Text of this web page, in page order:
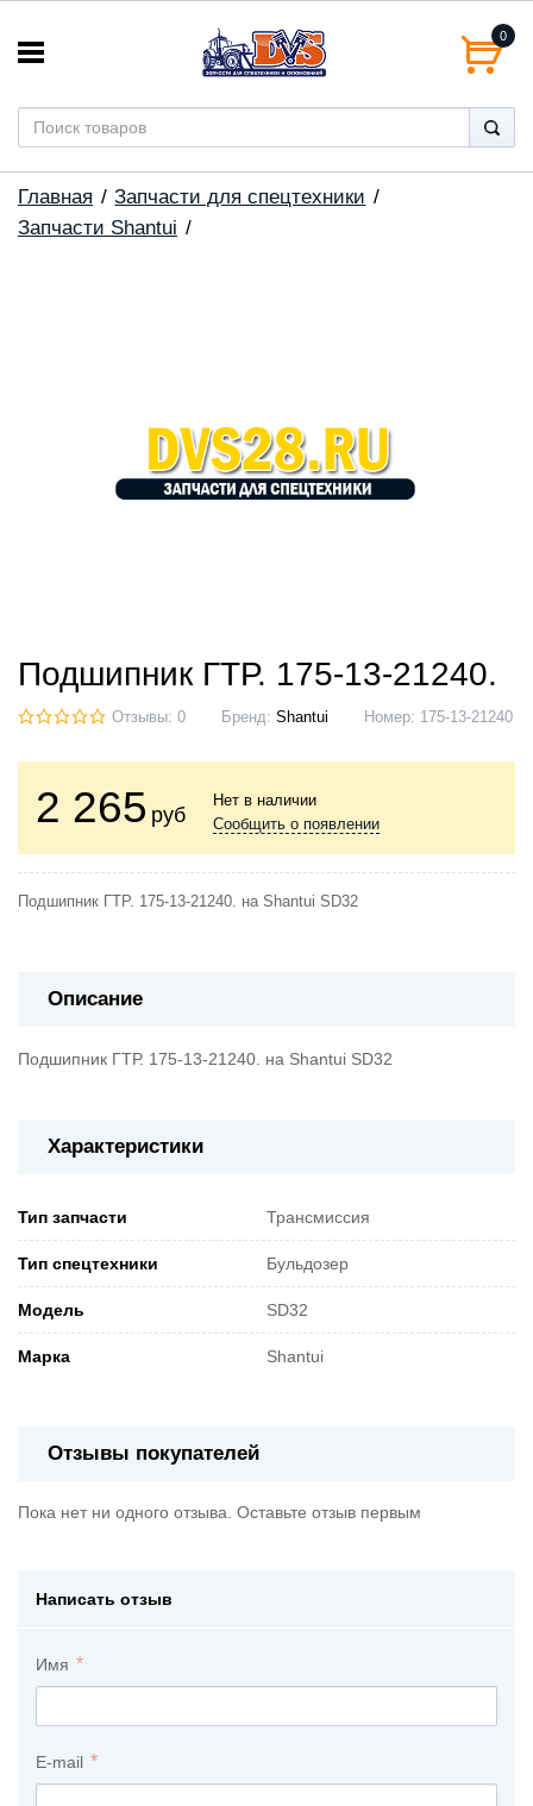
0
Главная
Запчасти для спецтехники
Запчасти Shantui
Подшипник ГТР. 175-13-21240.
Отзывы: 0 Бренд: Shantui Номер: 175-13-21240
2 265 руб
Нет в наличии
Сообщить о появлении
Подшипник ГТР. 175-13-21240. на Shantui SD32
Описание
Подшипник ГТР. 175-13-21240. на Shantui SD32
Характеристики
Тип запчасти Трансмиссия
Тип спецтехники Бульдозер
Модель SD32
Марка Shantui
Отзывы покупателей
Пока нет ни одного отзыва. Оставьте отзыв первым
Написать отзыв
Имя
E-mail